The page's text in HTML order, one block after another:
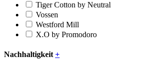
Tiger Cotton by Neutral
Vossen
Westford Mill
X.O by Promodoro
Nachhaltigkeit +